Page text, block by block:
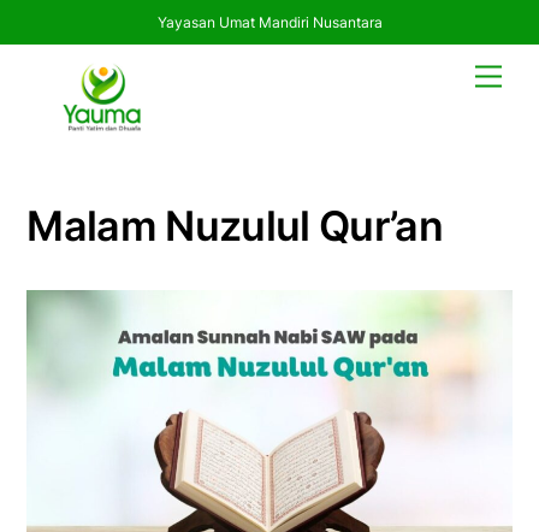
Yayasan Umat Mandiri Nusantara
Malam Nuzulul Qur’an